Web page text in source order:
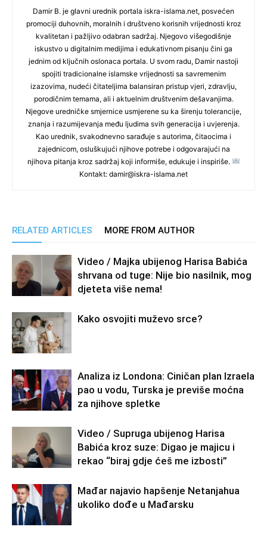
Damir B. je glavni urednik portala iskra-islama.net, posvećen
promociji duhovnih, moralnih i društveno korisnih vrijednosti kroz
kvalitetan i pažljivo odabran sadržaj. Njegovo višegodišnje
iskustvo u digitalnim medijima i edukativnom pisanju čini ga
jednim od ključnih oslonaca portala. U svom radu, Damir nastoji
spojiti tradicionalne islamske vrijednosti sa savremenim
izazovima, nudeći čitateljima balansiran pristup vjeri, zdravlju,
porodičnim temama, ali i aktuelnim društvenim dešavanjima.
Njegove uredničke smjernice usmjerene su ka širenju tolerancije,
znanja i razumijevanja među ljudima svih generacija i uvjerenja.
Kao urednik, svakodnevno sarađuje s autorima, čitaocima i
zajednicom, osluškujući njihove potrebe i odgovarajući na
njihova pitanja kroz sadržaj koji informiše, edukuje i inspiriše.
Kontakt: damir@iskra-islama.net
RELATED ARTICLES MORE FROM AUTHOR
Video / Majka ubijenog Harisa Babića
shrvana od tuge: Nije bio nasilnik, mog
djeteta više nema!
Kako osvojiti muževo srce?
Analiza iz Londona: Ciničan plan Izraela
pao u vodu, Turska je previše moćna
za njihove spletke
Video / Supruga ubijenog Harisa
Babića kroz suze: Digao je majicu i
rekao “biraj gdje ćeš me izbosti”
Mađar najavio hapšenje Netanjahua
ukoliko dođe u Mađarsku